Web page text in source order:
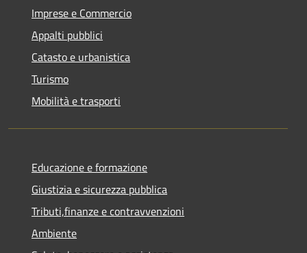
Imprese e Commercio
Appalti pubblici
Catasto e urbanistica
Turismo
Mobilità e trasporti
Educazione e formazione
Giustizia e sicurezza pubblica
Tributi,finanze e contravvenzioni
Ambiente